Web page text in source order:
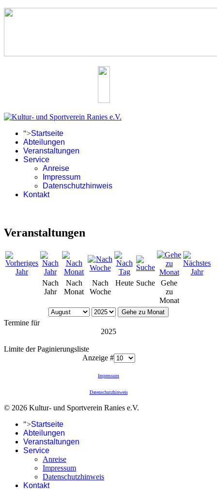
">Startseite
Abteilungen
Veranstaltungen
Service
Anreise
Impressum
Datenschutzhinweis
Kontakt
Veranstaltungen
Nach
Jahr
Nach
Monat
Nach
Woche
Heute Suche
Gehe
zu
Monat
Gehe zu Monat
Termine für
2025
Limite der Paginierungsliste
Anzeige #
Impressum
Datenschutzhinweis
© 2026 Kultur- und Sportverein Ranies e.V.
">Startseite
Abteilungen
Veranstaltungen
Service
Anreise
Impressum
Datenschutzhinweis
Kontakt